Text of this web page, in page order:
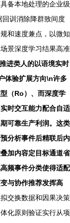
备本地处理的企业级
训消除降群致间度
和速度兼点，以微知
景深度学习结果高准
进类人的以语境实时
体验扩展方向\n许多
（Ro）、而深度学
时交互能力配合自适
可靠生产利润。这类
分析事件后精联后内
加内容定目标通道省
频事件分类使得适配
与协作推荐发挥高
交换数据和因果决策
化原则验证实行从项